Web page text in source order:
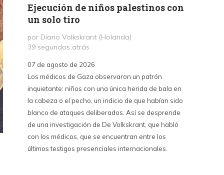
Ejecución de niños palestinos con
un solo tiro
por Diario Volkskrant (Holanda)
39 segundos atrás
07 de agosto de 2026
Los médicos de Gaza observaron un patrón
inquietante: niños con una única herida de bala en
la cabeza o el pecho, un indicio de que habían sido
blanco de ataques deliberados. Así se desprende
de una investigación de De Volkskrant, que habló
con los médicos, que se encuentran entre los
últimos testigos presenciales internacionales.